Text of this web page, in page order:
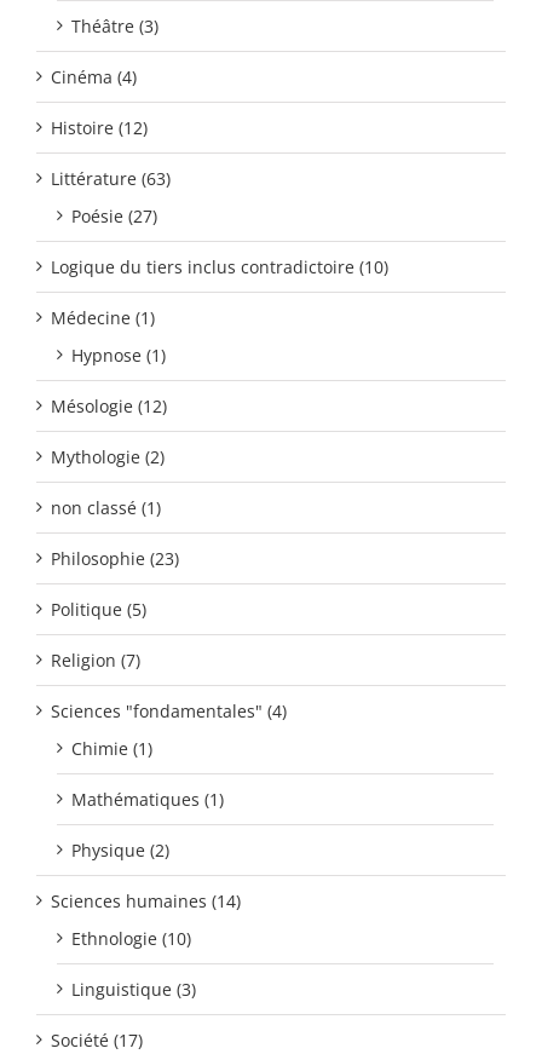
Théâtre (3)
Cinéma (4)
Histoire (12)
Littérature (63)
Poésie (27)
Logique du tiers inclus contradictoire (10)
Médecine (1)
Hypnose (1)
Mésologie (12)
Mythologie (2)
non classé (1)
Philosophie (23)
Politique (5)
Religion (7)
Sciences "fondamentales" (4)
Chimie (1)
Mathématiques (1)
Physique (2)
Sciences humaines (14)
Ethnologie (10)
Linguistique (3)
Société (17)